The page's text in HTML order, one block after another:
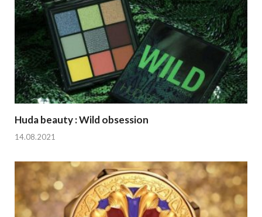
Huda beauty : Wild obsession
14.08.2021